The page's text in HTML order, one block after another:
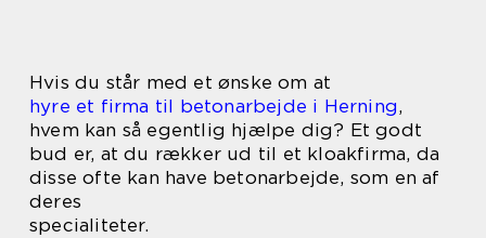
Hvis du står med et ønske om at
hyre et firma til betonarbejde i Herning,
hvem kan så egentlig hjælpe dig? Et godt
bud er, at du rækker ud til et kloakfirma, da
disse ofte kan have betonarbejde, som en af
deres
specialiteter.